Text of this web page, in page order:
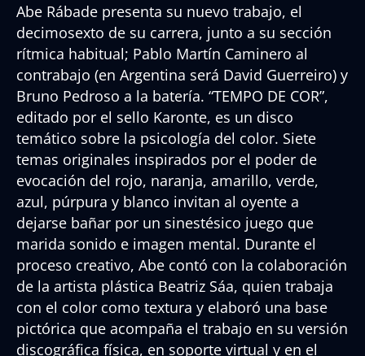
Abe Rábade presenta su nuevo trabajo, el
decimosexto de su carrera, junto a su sección
rítmica habitual; Pablo Martín Caminero al
contrabajo (en Argentina será David Guerreiro) y
Bruno Pedroso a la batería. “TEMPO DE COR”,
editado por el sello Karonte, es un disco
temático sobre la psicología del color. Siete
temas originales inspirados por el poder de
evocación del rojo, naranja, amarillo, verde,
azul, púrpura y blanco invitan al oyente a
dejarse bañar por un sinestésico juego que
marida sonido e imagen mental. Durante el
proceso creativo, Abe contó con la colaboración
de la artista plástica Beatriz Sáa, quien trabaja
con el color como textura y elaboró una base
pictórica que acompaña el trabajo en su versión
discográfica física, en soporte virtual y en el